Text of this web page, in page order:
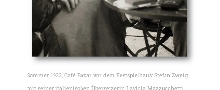
Sommer 1933, Café Bazar vor dem Festspielhaus: Stefan Zweig
mit seiner italienischen Übersetzerin Lavinia Mazzucchetti.